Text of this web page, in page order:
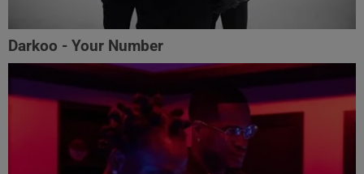
Darkoo - Your Number